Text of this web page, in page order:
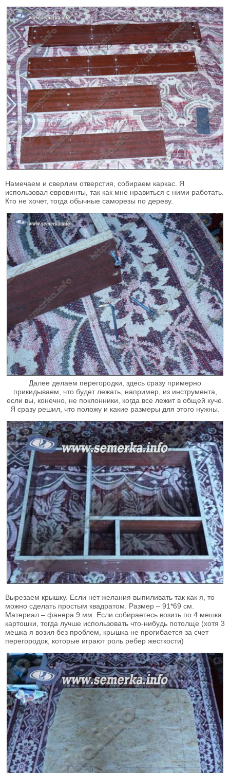
Намечаем и сверлим отверстия, собираем каркас. Я
использовал евровинты, так как мне нравиться с ними работать.
Кто не хочет, тогда обычные саморезы по дереву.
Далее делаем перегородки, здесь сразу примерно
прикидываем, что будет лежать, например, из инструмента,
если вы, конечно, не поклонники, когда все лежит в общей куче.
Я сразу решил, что положу и какие размеры для этого нужны.
Вырезаем крышку. Если нет желания выпиливать так как я, то
можно сделать простым квадратом. Размер – 91*69 см.
Материал – фанера 9 мм. Если собираетесь возить по 4 мешка
картошки, тогда лучше использовать что-нибудь потолще (хотя 3
мешка я возил без проблем, крышка не прогибается за счет
перегородок, которые играют роль ребер жесткости)